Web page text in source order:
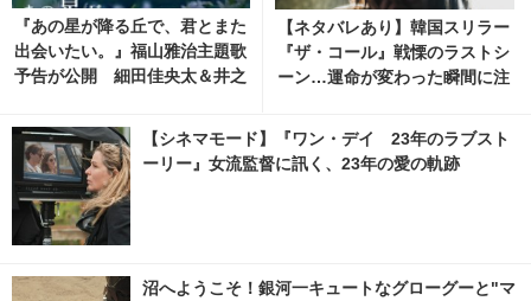
『あの星が降る丘で、君とまた
出会いたい。』福山雅治主題歌
予告が公開 細田佳央太＆井之
【ネタバレあり】韓国スリラー
『ザ・コール』戦慄のラストシ
ーン…運命が変わった瞬間に注
【シネマモード】『ワン・デイ 23年のラブスト
ーリー』女流監督に訊く、23年の愛の軌跡
沼へようこそ！銀河一キュートなグローグーと"マ